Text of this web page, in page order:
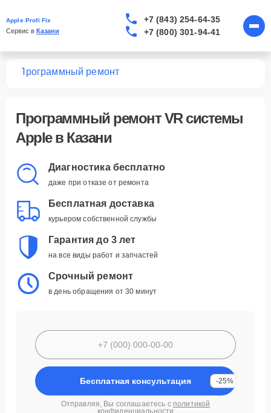
Apple Profi Fix
Сервис в Казани
+7 (843) 254-64-35
+7 (800) 301-94-41
Программный ремонт
Программный ремонт VR системы
Apple в Казани
Диагностика бесплатно
даже при отказе от ремонта
Бесплатная доставка
курьером собственной службы
Гарантия до 3 лет
на все виды работ и запчастей
Срочный ремонт
в день обращения от 30 минут
Бесплатная консультация -25%
Отправляя, Вы соглашаетесь с политикой
конфиденциальности